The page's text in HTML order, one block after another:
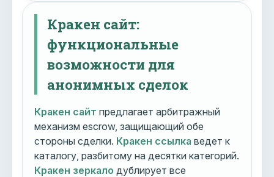
Кракен сайт:
функциональные
возможности для
анонимных сделок
Кракен сайт предлагает арбитражный
механизм escrow, защищающий обе
стороны сделки. Кракен ссылка ведет к
каталогу, разбитому на десятки категорий.
Кракен зеркало дублирует все